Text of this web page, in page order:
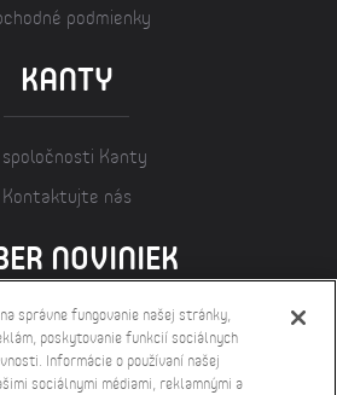
podmienky
KANTY
spoločnosti Kanty
Kontaktujte nás
NOVINIEK
správne fungovanie našej stránky,
poskytovanie funkcií sociálnych
Informácie o používaní našej
sociálnymi médiami, reklamnými a